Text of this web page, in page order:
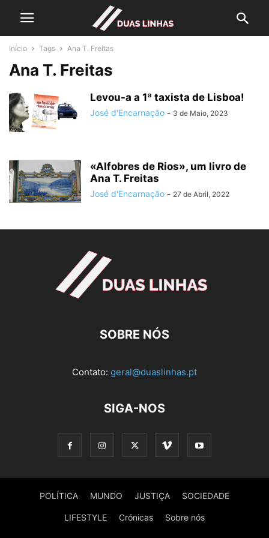
Início Tags Ana T. Freitas
Ana T. Freitas
Levou-a a 1ª taxista de Lisboa!
José d'Encarnação - 3 de Maio, 2023
«Alfobres de Rios», um livro de
Ana T. Freitas
José d'Encarnação - 27 de Abril, 2022
SOBRE NÓS
Contato: geral@duaslinhas.pt
SIGA-NOS
POLÍTICA MUNDO JUSTIÇA SOCIEDADE
LIFESTYLE Crónicas Sobre nós